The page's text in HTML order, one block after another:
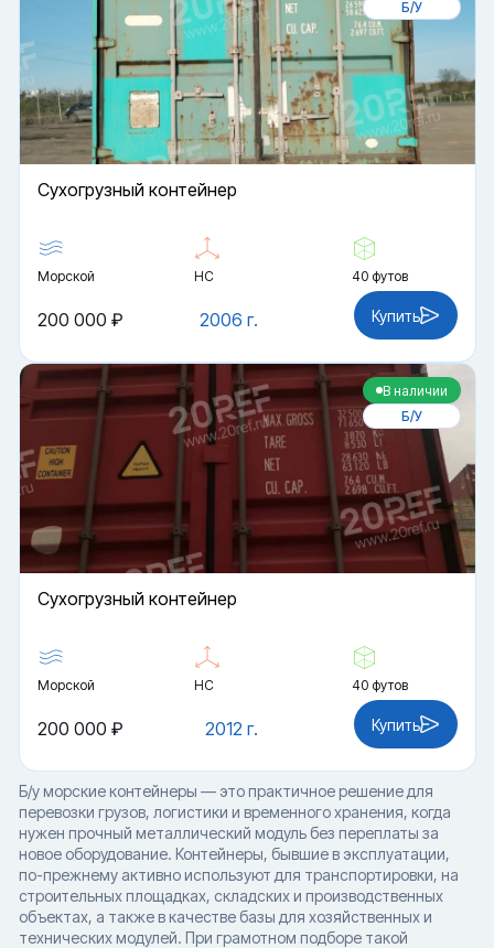
Б/У
Cухогрузный контейнер
Морской HC 40 футов
2006 г.
200 000 ₽ Купить
В наличии
Б/У
Cухогрузный контейнер
Морской HC 40 футов
2012 г.
200 000 ₽ Купить
Б/у морские контейнеры — это практичное решение для
перевозки грузов, логистики и временного хранения, когда
нужен прочный металлический модуль без переплаты за
новое оборудование. Контейнеры, бывшие в эксплуатации,
по-прежнему активно используют для транспортировки, на
строительных площадках, складских и производственных
объектах, а также в качестве базы для хозяйственных и
технических модулей. При грамотном подборе такой